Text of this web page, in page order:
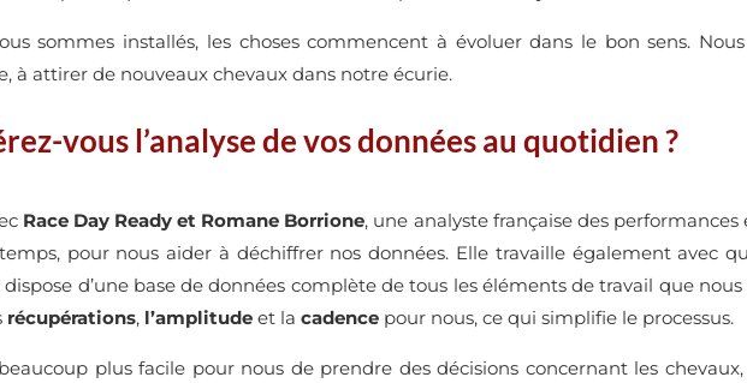
sommes installés, les choses commencent à évoluer dans le bon sens.
à attirer de nouveaux chevaux dans notre écurie.
vous l’analyse de vos données au quotidien ?
Race Day Ready et Romane Borrione, une analyste française des
pour nous aider à déchiffrer nos données. Elle travaille également avec
d’une base de données complète de tous les éléments de travail que
récupérations, l’amplitude et lacadence pour nous, ce qui simplifie le processus.
plus facile pour nous de prendre des décisions concernant les